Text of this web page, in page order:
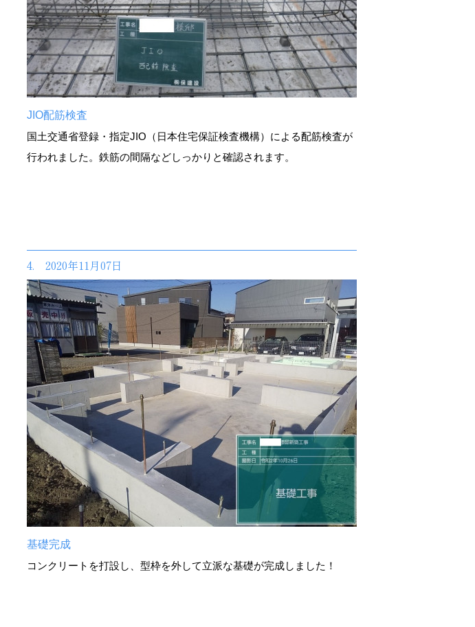
JIO配筋検査
国土交通省登録・指定JIO（日本住宅保証検査機構）による配筋検査が
行われました。鉄筋の間隔などしっかりと確認されます。
4. 2020年11月07日
基礎完成
コンクリートを打設し、型枠を外して立派な基礎が完成しました！